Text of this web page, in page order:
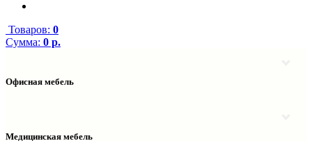
Товаров: 0
Сумма: 0 р.
Офисная мебель
Надстройки
Медицинская мебель